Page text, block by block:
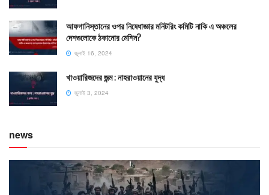
আফগানিস্তানের ওপর নিষেধাজ্ঞার মনিটরিং কমিটি নাকি এ অঞ্চলের
দেশগুলোকে ঠকানোর মেশিন?
জুলাই 16, 2024
খাওয়ারিজদের জন্ম : নাহরাওয়ানের যুদ্ধ
জুলাই 3, 2024
news